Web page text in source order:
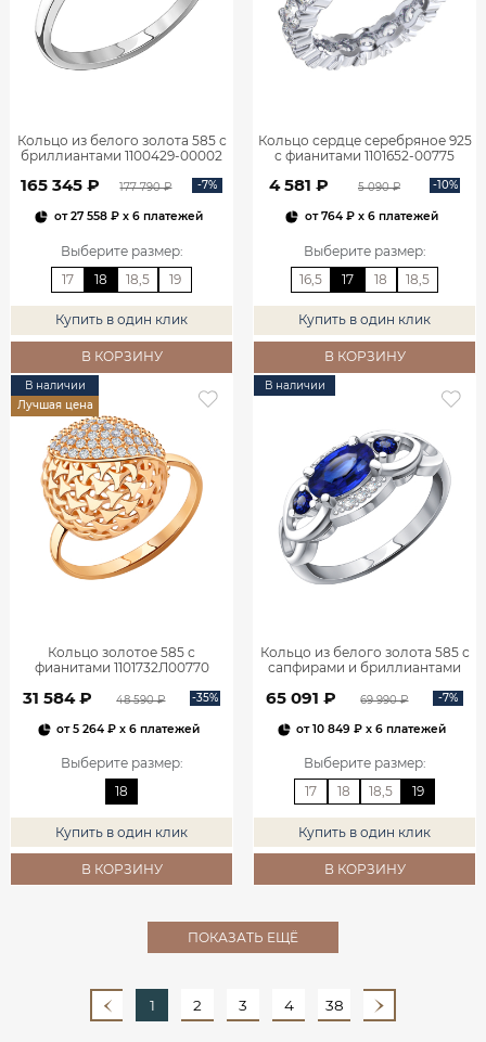
Кольцо из белого золота 585 с
бриллиантами 1100429-00002
165 345 ₽ 177 790 ₽ -7%
от27 558 ₽x 6 платежей
Выберите размер:
17
18 18,5 19
Купить в один клик
В КОРЗИНУ
Кольцо сердце серебряное 925
с фианитами 1101652-00775
4 581 ₽ 5 090 ₽ -10%
от764 ₽x 6 платежей
Выберите размер:
16,5
17 18 18,5
Купить в один клик
В КОРЗИНУ
В наличии
Лучшая цена
Кольцо золотое 585 с
фианитами 1101732Л00770
31 584 ₽ 48 590 ₽ -35%
от5 264 ₽ x 6 платежей
Выберите размер:
18
Купить в один клик
В КОРЗИНУ
В наличии
Кольцо из белого золота 585 с
сапфирами и бриллиантами
65 091 ₽ 69 990 ₽ -7%
от10 849 ₽ x 6 платежей
Выберите размер:
17
18 18,5 19
Купить в один клик
В КОРЗИНУ
ПОКАЗАТЬ ЕЩЁ
1 2 3 4 38